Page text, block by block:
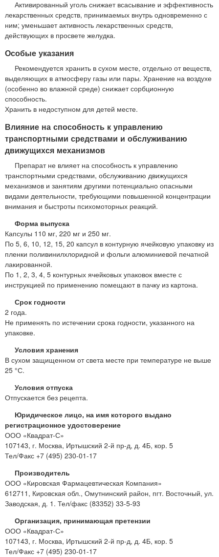
Активированный уголь снижает всасывание и эффективность
лекарственных средств, принимаемых внутрь одновременно с
ним; уменьшает активность лекарственных средств,
действующих в просвете желудка.
Особые указания
Рекомендуется хранить в сухом месте, отдельно от веществ,
выделяющих в атмосферу газы или пары. Хранение на воздухе
(особенно во влажной среде) снижает сорбционную
способность.
Хранить в недоступном для детей месте.
Влияние на способность к управлению
транспортными средствами и обслуживанию
движущихся механизмов
Препарат не влияет на способность к управлению
транспортными средствами, обслуживанию движущихся
механизмов и занятиям другими потенциально опасными
видами деятельности, требующими повышенной концентрации
внимания и быстроты психомоторных реакций.
Форма выпуска
Капсулы 110 мг, 220 мг и 250 мг.
По 5, 6, 10, 12, 15, 20 капсул в контурную ячейковую упаковку из
пленки поливинилхлоридной и фольги алюминиевой печатной
лакированной.
По 1, 2, 3, 4, 5 контурных ячейковых упаковок вместе с
инструкцией по применению помещают в пачку из картона.
Срок годности
2 года.
Не применять по истечении срока годности, указанного на
упаковке.
Условия хранения
В сухом защищенном от света месте при температуре не выше
25 °С.
Условия отпуска
Отпускается без рецепта.
Юридическое лицо, на имя которого выдано
регистрационное удостоверение
ООО «Квадрат-С»
107143, г. Москва, Иртышский 2-й пр-д, д. 4Б, кор. 5
Тел/Факс +7 (495) 230-01-17
Производитель
ООО «Кировская Фармацевтическая Компания»
612711, Кировская обл., Омутнинский район, пгт. Восточный, ул.
Заводская, д. 1. Тел/факс (83352) 33-5-93
Организация, принимающая претензии
ООО «Квадрат-С»
107143, г. Москва, Иртышский 2-й пр-д, д. 4Б, кор. 5
Тел/Факс +7 (495) 230-01-17